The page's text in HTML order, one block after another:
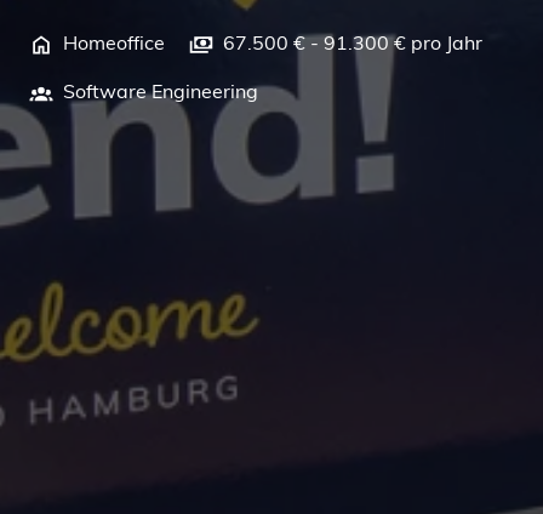
Homeoffice
67.500 € - 91.300 € pro Jahr
Software Engineering